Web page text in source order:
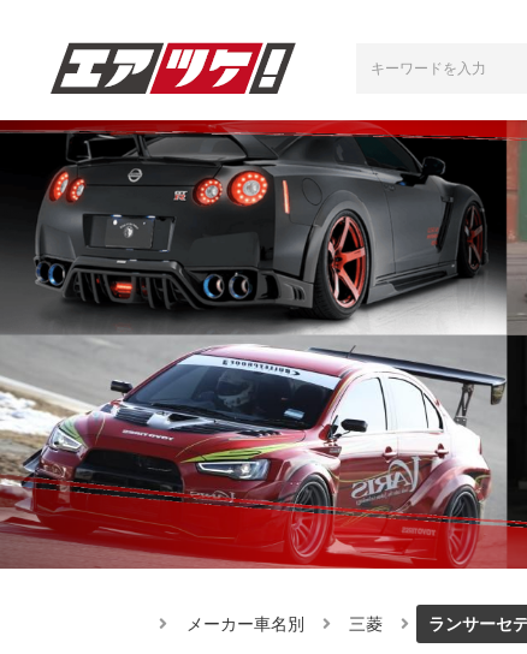
メーカー車名別 三菱 ランサーセ